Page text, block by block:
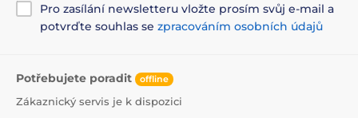
Pro zasílání newsletteru vložte prosím svůj e-mail a
potvrďte souhlas se zpracováním osobních údajů
Potřebujete poradit offline
Zákaznický servis je k dispozici